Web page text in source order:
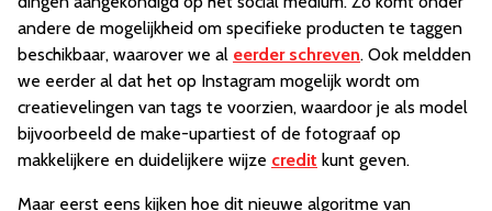
andere de mogelijkheid om specifieke producten te taggen
beschikbaar, waarover we al eerder schreven. Ook meldden
we eerder al dat het op Instagram mogelijk wordt om
creatievelingen van tags te voorzien, waardoor je als model
bijvoorbeeld de make-upartiest of de fotograaf op
makkelijkere en duidelijkere wijze credit kunt geven.
Maar eerst eens kijken hoe dit nieuwe algoritme van